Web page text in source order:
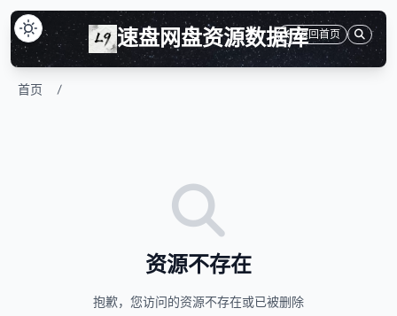
速盘网盘资源数据库返回首页
首页 /
资源不存在
抱歉，您访问的资源不存在或已被删除